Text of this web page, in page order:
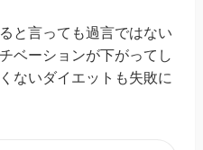
と言っても過言ではない
ベーションが下がってし
ないダイエットも失敗に